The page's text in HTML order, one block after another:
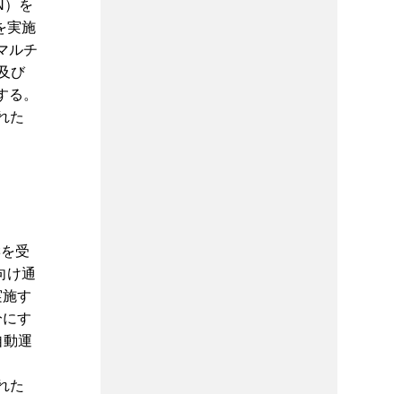
）を
実施
ルチ
び
。
た
受
け通
す
す
運
た